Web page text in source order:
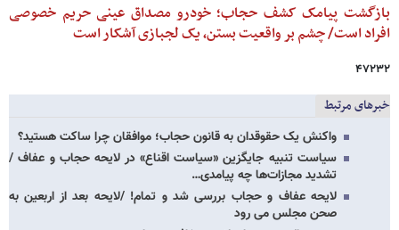
بازگشت پیامک کشف حجاب؛ خودرو مصداق عینی حریم خصوصی
افراد است/ چشم بر واقعیت بستن، یک لجبازی آشکار است
۴۷۲۳۲
خبرهای مرتبط
واکنش یک حقوقدان به قانون حجاب؛ موافقان چرا ساکت هستید؟
سیاست تنبیه جایگزین «سیاست اقناع» در لایحه حجاب و عفاف /
تشدید مجازات‌ها چه پیامدی…
لایحه عفاف و حجاب بررسی شد و تمام! /لایحه بعد از اربعین به
صحن مجلس می رود